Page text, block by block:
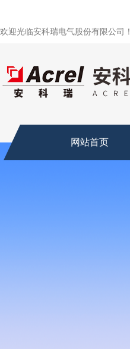
欢迎光临安科瑞电气股份有限公司！
网站首页